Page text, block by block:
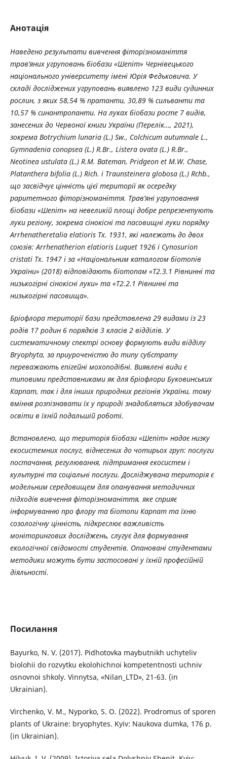
Анотація
Наведено результати вивчення фіторізноманіття
трав’яних угруповань біобази «Шепіт» Чернівецького
національного університету імені Юрія Федьковича. У
складі досліджених угруповань виявлено 123 види судинних
рослин, з яких 58,54 % пратанти, 30,89 % сильванти та
10,57 % синантропанти. На луках біобази росте 7 видів,
занесених до Червоної книги України (Перелік…, 2021),
зокрема Botrychium lunaria (L.) Sw., Colchicum autumnale L.,
Gymnadenia conopsea (L.) R.Br., Listera ovata (L.) R.Br.,
Neotinea ustulata (L.) R.M. Bateman, Pridgeon et M.W. Chase,
Platanthera bifolia (L.) Rich. і Traunsteinera globosa(L.) Rchb.,
що засвідчує цінність цієї території як осередку
раритетного фіторізноманіття. Трав’яні угруповання
біобази «Шепіт» на невеликій площі добре репрезентують
луки регіону, зокрема сінокісні та пасовищні луки порядку
Arrhenatheretalia elatioris Tx. 1931, які належать до двох
союзів: Arrhenatherion elatiorisLuquet 1926і Cynosurion
cristati Tx. 1947 і за «Національним каталогом біотопів
України» (2018) відповідають біотопам «Т2.3.1 Рівнинні та
низькогірні сінокісні луки» та «Т2.2.1 Рівнинні та
низькогірні пасовища».
Бріофлора території бази представлена 29 видами із 23
родів 17 родин 6 порядків 3 класів 2 відділів. У
систематичному спектрі основу формують види відділу
Bryophyta, за приуроченістю до типу субстрату
переважають епігейні мохоподібні. Виявлені види є
типовими представниками як для бріофлори Буковинських
Карпат, так і для інших природних регіонів України, тому
вміння розпізнавати їх у природі знадобляться здобувачам
освіти в їхній подальшій роботі.
Встановлено, що територія біобази «Шепіт» надає низку
екосистемних послуг, віднесених до чотирьох груп: послуги
постачання, регулювання, підтримання екосистем і
культурні та соціальні послуги. Досліджувана територія є
модельним середовищем для опанування методичних
підходів вивчення фіторізноманіття, яке сприяє
інформуванню про флору та біотопи Карпат та їхню
созологічну цінність, підкреслює важливість
моніторингових досліджень, слугує для формування
екологічної свідомості студентів. Опановані студентами
методики можуть бути застосовані у їхній професійній
діяльності.
Посилання
Bayurko, N. V. (2017). Pidhotovka maybutnikh uchyteliv
biolohii do rozvytku ekolohichnoi kompetentnosti uchniv
osnovnoi shkoly. Vinnytsa, «Nilan_LTD», 21-63. (in
Ukrainian).
Virchenko, V. M., Nyporko, S. O. (2022). Prodromus of sporen
plants of Ukraine: bryophytes. Kyiv: Naukova dumka, 176 p.
(in Ukrainian).